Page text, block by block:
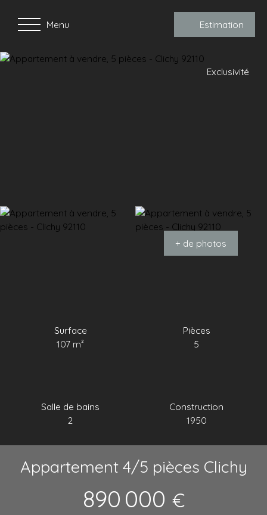
Menu Estimation
Exclusivité
+ de photos
Surface
107 m²
Pièces
5
Salle de bains
2
Construction
1950
Appartement 4/5 pièces Clichy
890 000 €